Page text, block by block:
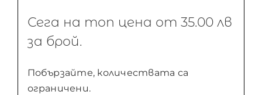
Сега на топ цена от 35.00 лв
за брой.
Побързайте, количествата са
ограничени.